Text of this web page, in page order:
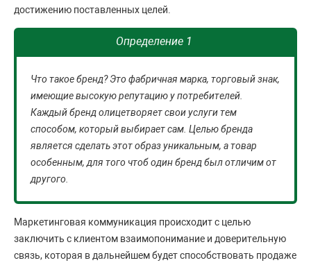
достижению поставленных целей.
Определение 1
Что такое бренд? Это фабричная марка, торговый знак,
имеющие высокую репутацию у потребителей.
Каждый бренд олицетворяет свои услуги тем
способом, который выбирает сам. Целью бренда
является сделать этот образ уникальным, а товар
особенным, для того чтоб один бренд был отличим от
другого.
Маркетинговая коммуникация происходит с целью
заключить с клиентом взаимопонимание и доверительную
связь, которая в дальнейшем будет способствовать продаже